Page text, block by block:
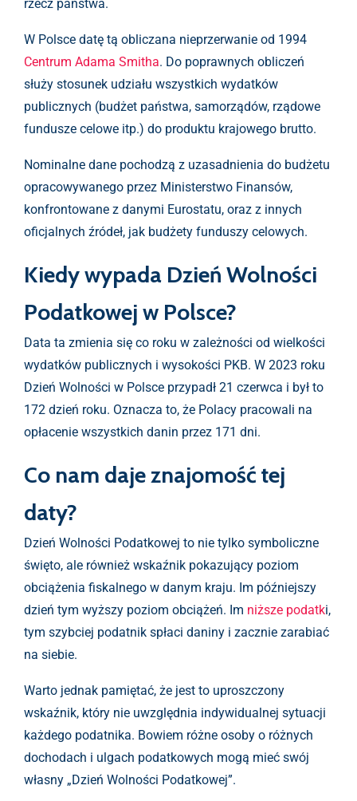
rzecz państwa.
W Polsce datę tą obliczana nieprzerwanie od 1994
Centrum Adama Smitha. Do poprawnych obliczeń
służy stosunek udziału wszystkich wydatków
publicznych (budżet państwa, samorządów, rządowe
fundusze celowe itp.) do produktu krajowego brutto.
Nominalne dane pochodzą z uzasadnienia do budżetu
opracowywanego przez Ministerstwo Finansów,
konfrontowane z danymi Eurostatu, oraz z innych
oficjalnych źródeł, jak budżety funduszy celowych.
Kiedy wypada Dzień Wolności
Podatkowej w Polsce?
Data ta zmienia się co roku w zależności od wielkości
wydatków publicznych i wysokości PKB. W 2023 roku
Dzień Wolności w Polsce przypadł 21 czerwca i był to
172 dzień roku. Oznacza to, że Polacy pracowali na
opłacenie wszystkich danin przez 171 dni.
Co nam daje znajomość tej
daty?
Dzień Wolności Podatkowej to nie tylko symboliczne
święto, ale również wskaźnik pokazujący poziom
obciążenia fiskalnego w danym kraju. Im późniejszy
dzień tym wyższy poziom obciążeń. Im niższe podatki,
tym szybciej podatnik spłaci daniny i zacznie zarabiać
na siebie.
Warto jednak pamiętać, że jest to uproszczony
wskaźnik, który nie uwzględnia indywidualnej sytuacji
każdego podatnika. Bowiem różne osoby o różnych
dochodach i ulgach podatkowych mogą mieć swój
własny „Dzień Wolności Podatkowej”.